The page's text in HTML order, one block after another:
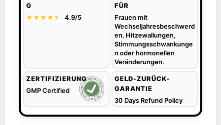
G
★★★★★
★ 4.9/5
FÜR
Frauen mit
Wechseljahresbeschwerd
en, Hitzewallungen,
Stimmungsschwankunge
n oder hormonellen
Veränderungen.
ZERTIFIZIERUNG
GMP Certified
GELD-ZURÜCK-
GARANTIE
30 Days Refund Policy